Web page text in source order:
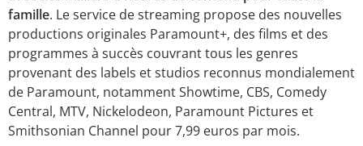
famille. Le service de streaming propose des nouvelles
productions originales Paramount+, des films et des
programmes à succès couvrant tous les genres
provenant des labels et studios reconnus mondialement
de Paramount, notamment Showtime, CBS, Comedy
Central, MTV, Nickelodeon, Paramount Pictures et
Smithsonian Channel pour 7,99 euros par mois.